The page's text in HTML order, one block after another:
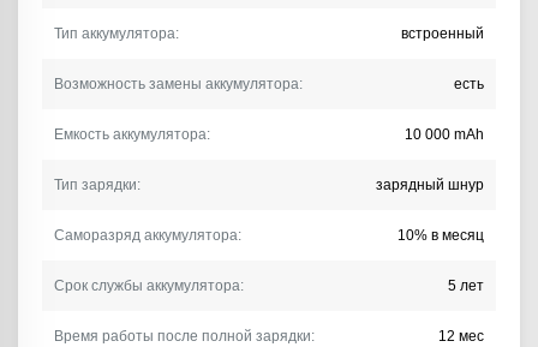
Тип аккумулятора: встроенный
Возможность замены аккумулятора: есть
Емкость аккумулятора: 10 000 mAh
Тип зарядки: зарядный шнур
Саморазряд аккумулятора: 10% в месяц
Срок службы аккумулятора: 5 лет
Время работы после полной зарядки: 12 мес